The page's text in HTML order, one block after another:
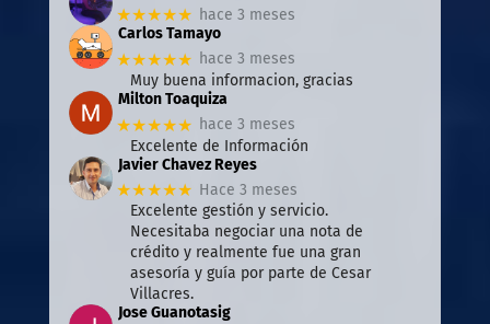
★★★★★ hace 3 meses
Carlos Tamayo
★★★★★ hace 3 meses
Muy buena informacion, gracias
Milton Toaquiza
★★★★★ hace 3 meses
Excelente de Información
Javier Chavez Reyes
★★★★★ Hace 3 meses
Excelente gestión y servicio.
Necesitaba negociar una nota de
crédito y realmente fue una gran
asesoría y guía por parte de Cesar
Villacres.
Jose Guanotasig